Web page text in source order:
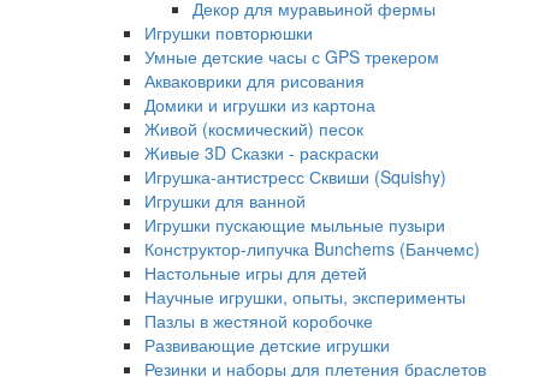
Декор для муравьиной фермы
Игрушки повторюшки
Умные детские часы с GPS трекером
Акваковрики для рисования
Домики и игрушки из картона
Живой (космический) песок
Живые 3D Сказки - раскраски
Игрушка-антистресс Сквиши (Squishy)
Игрушки для ванной
Игрушки пускающие мыльные пузыри
Конструктор-липучка Bunchems (Банчемс)
Настольные игры для детей
Научные игрушки, опыты, эксперименты
Пазлы в жестяной коробочке
Развивающие детские игрушки
Резинки и наборы для плетения браслетов